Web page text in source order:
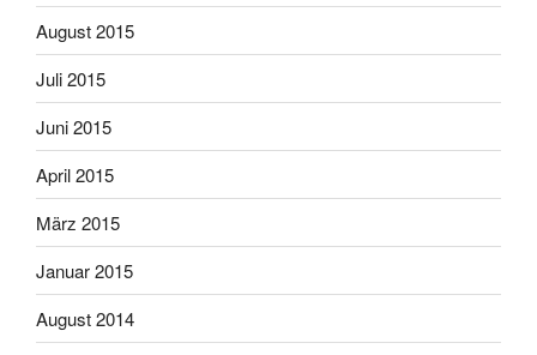
August 2015
Juli 2015
Juni 2015
April 2015
März 2015
Januar 2015
August 2014